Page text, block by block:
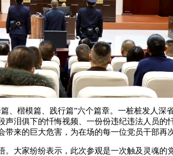
楷模篇、践行篇”六个篇章。一桩桩发人深
泪俱下的忏悔视频、一份份违纪违法人员
来的巨大危害，为在场的每一位党员干部再
家纷纷表示，此次参观是一次触及灵魂的